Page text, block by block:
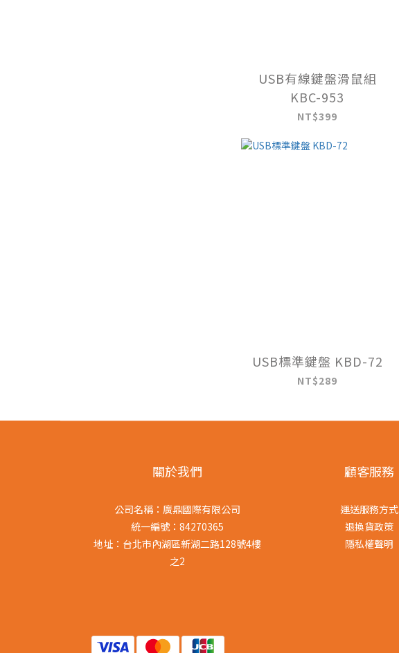
USB有線鍵盤滑鼠組
KBC-953
NT$399
USB標準鍵盤 KBD-72
NT$289
關於我們
公司名稱：廣鼎國際有限公司
統一編號：84270365
地址：台北市內湖區新湖二路128號4樓
之2
顧客服務
運送服務方式
退換貨政策
隱私權聲明